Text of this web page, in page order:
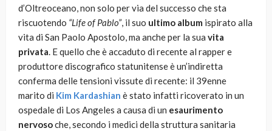
d’Oltreoceano, non solo per via del successo che sta
riscuotendo “Life of Pablo”, il suo ultimo album ispirato alla
vita di San Paolo Apostolo, ma anche per la sua vita
privata. E quello che è accaduto di recente al rapper e
produttore discografico statunitense è un’indiretta
conferma delle tensioni vissute di recente: il 39enne
marito di Kim Kardashian è stato infatti ricoverato in un
ospedale di Los Angeles a causa di un esaurimento
nervosoche, secondo i medici della struttura sanitaria